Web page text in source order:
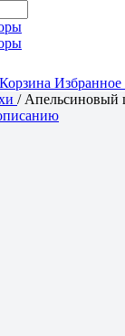
Корзина Избранное
/ Апельсиновый